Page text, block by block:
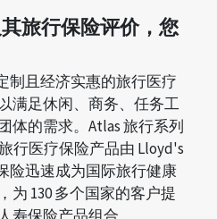
旅行保险评价，您
制且经济实惠的旅行医疗
满足休闲、商务、任务工
体的需求。Atlas 旅行系列
行医疗保险产品由 Lloyd's
险迅速成为国际旅行健康
为 130 多个国家的客户提